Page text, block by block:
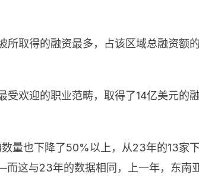
所取得的融资最多，占该区域总融资额
欢迎的职业范畴，取得了14亿美元的
量也下降了50%以上，从23年的13家
与23年的数据相同，上一年，东南